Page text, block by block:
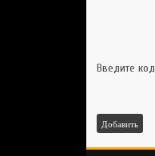
Введите
Добавить